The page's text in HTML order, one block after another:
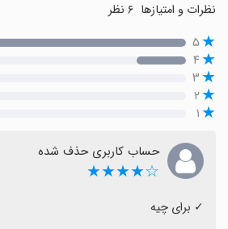
نظرات و امتیازها
۵
۴
۳
۲
۱
حساب کاربری حذف شده
☆★★★★
‏✓ برای چیه